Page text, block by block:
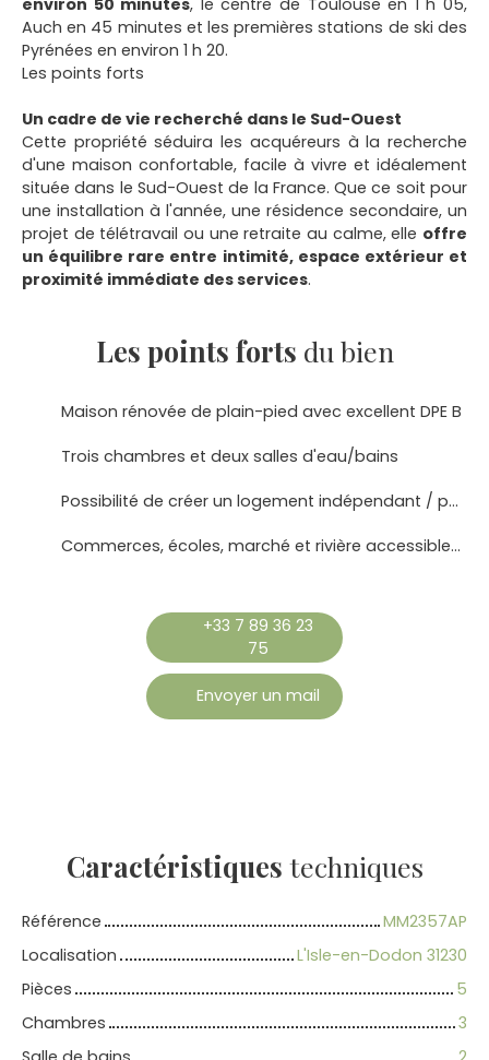
Auch en 45 minutes et les premières stations de ski des
Pyrénées en environ 1 h 20.
Les points forts
Un cadre de vie recherché dans le Sud-Ouest
Cette propriété séduira les acquéreurs à la recherche
d'une maison confortable, facile à vivre et idéalement
située dans le Sud-Ouest de la France. Que ce soit pour
une installation à l'année, une résidence secondaire, un
projet de télétravail ou une retraite au calme, elle offre
un équilibre rare entre intimité, espace extérieur et
proximité immédiate des services.
Les points forts du bien
Maison rénovée de plain-pied avec excellent DPE B
Trois chambres et deux salles d'eau/bains
Possibilité de créer un logement indépendant / potentiel gîte
Commerces, écoles, marché et rivière accessibles à pied
+33 7 89 36 23
75
Envoyer un mail
Caractéristiques techniques
Référence
MM2357AP
Localisation
L'Isle-en-Dodon 31230
Pièces
5
Chambres
3